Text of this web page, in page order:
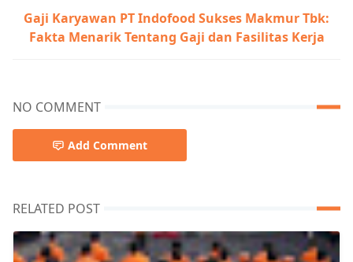
Gaji Karyawan PT Indofood Sukses Makmur Tbk:
Fakta Menarik Tentang Gaji dan Fasilitas Kerja
NO COMMENT
Add Comment
RELATED POST